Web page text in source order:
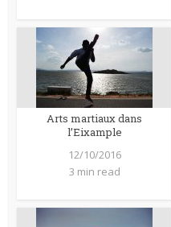
Arts martiaux dans
l’Eixample
12/10/2016
3 min read